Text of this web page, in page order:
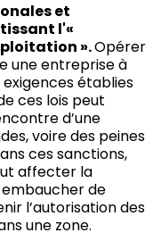
et
l'«
».Opérer
une entreprise à
établies
ces lois peut
d’une
voire des peines
ces sanctions,
affecter la
de
l’autorisation des
une zone.